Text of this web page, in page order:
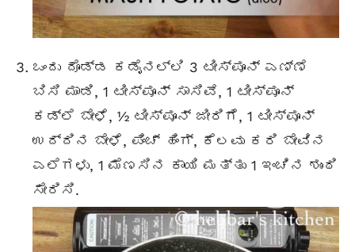
ಒಂದು ದೊಡ್ಡ ಕಡೈನಲ್ಲಿ 3 ಟೀಸ್ಪೂನ್ ಎಣ್ಣೆ
ಬಿಸಿ ಮಾಡಿ, 1 ಟೀಸ್ಪೂನ್ ಸಾಸಿವೆ, 1 ಟೀಸ್ಪೂನ್
ಕಡ್ಲೆ ಬೇಳೆ, ½ ಟೀಸ್ಪೂನ್ ಜೀರಿಗೆ, 1 ಟೀಸ್ಪೂನ್
ಉದ್ದಿನ ಬೇಳೆ, ಪಿಂಚ್ ಹಿಂಗ್, ಕೆಲವು ಕರಿ ಬೇವಿನ
ಎಲೆಗಳು, 1 ಮೆಣಸಿನ ಕಾಯಿ ಮತ್ತು 1 ಇಂಚಿನ ಶುಂಠಿ
ಸೇರಿಸಿ.